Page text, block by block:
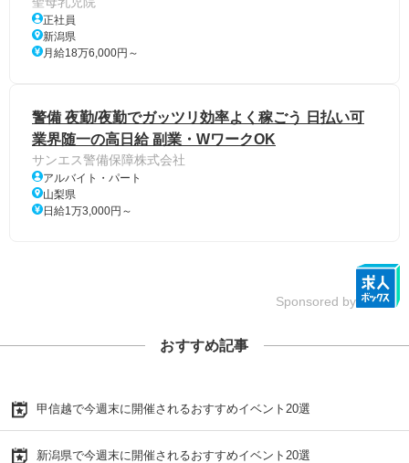
正社員
新潟県
月給18万6,000円～
警備 夜勤/夜勤でガッツリ効率よく稼ごう 日払い可
業界随一の高日給 副業・WワークOK
サンエス警備保障株式会社
アルバイト・パート
山梨県
日給1万3,000円～
Sponsored by
おすすめ記事
甲信越で今週末に開催されるおすすめイベント20選
新潟県で今週末に開催されるおすすめイベント20選